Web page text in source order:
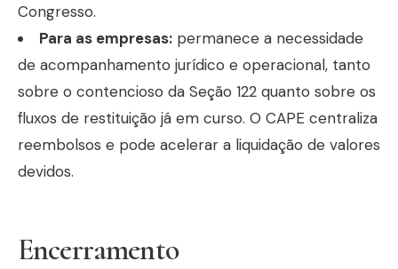
Congresso.
Para as empresas: permanece a necessidade
de acompanhamento jurídico e operacional, tanto
sobre o contencioso da Seção 122 quanto sobre os
fluxos de restituição já em curso. O CAPE centraliza
reembolsos e pode acelerar a liquidação de valores
devidos.
Encerramento